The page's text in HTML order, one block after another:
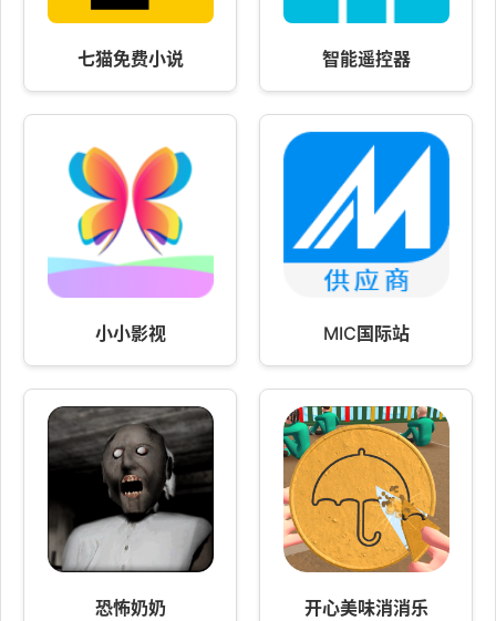
七猫免费小说 智能遥控器
小小影视 MIC国际站
恐怖奶奶 开心美味消消乐